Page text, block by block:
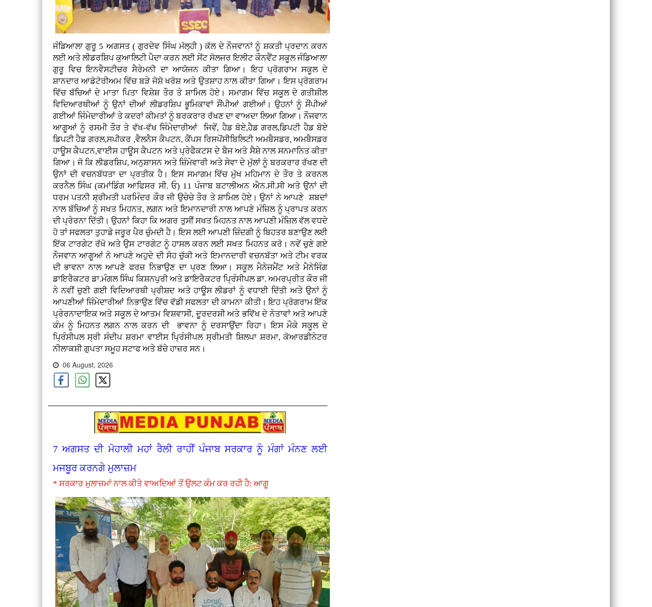
ਜੰਡਿਆਲਾ ਗੁਰੂ 5 ਅਗਸਤ ( ਗੁਰਦੇਵ ਸਿੰਘ ਮੱਲ੍ਹੀ )ਕੱਲ ਦੇ ਨੌਜਵਾਨਾਂ ਨੂੰ ਸ਼ਕਤੀ ਪ੍ਰਦਾਨ ਕਰਨ
ਲਈ ਅਤੇ ਲੀਡਰਸ਼ਿਪ ਕੁਆਲਿਟੀ ਪੈਦਾ ਕਰਨ ਲਈ ਸੇਂਟ ਸੋਲਜਰ ਇਲੀਟ ਕੌਨਵੈਂਟ ਸਕੂਲ ਜੰਡਿਆਲਾ
ਗੁਰੂ ਵਿਚ ਇਨਵੈਸਟੀਚਰ ਸੈਰੇਮਨੀ ਦਾ ਆਯੋਜਨ ਕੀਤਾ ਗਿਆ। ਇਹ ਪ੍ਰੋਗਰਾਮ ਸਕੂਲ ਦੇ
ਸ਼ਾਨਦਾਰ ਆਡੋਟੋਰੀਅਮ ਵਿੱਚ ਬੜੇ ਜੋਸ਼ੋ ਖਰੋਸ਼ ਅਤੇ ਉਤਸ਼ਾਹ ਨਾਲ ਕੀਤਾ ਗਿਆ। ਇਸ ਪ੍ਰੋਗਰਾਮ
ਵਿੱਚ ਬੱਚਿਆਂ ਦੇ ਮਾਤਾ ਪਿਤਾ ਵਿਸ਼ੇਸ਼ ਤੌਰ ਤੇ ਸ਼ਾਮਿਲ ਹੋਏ। ਸਮਾਗਮ ਵਿੱਚ ਸਕੂਲ ਦੇ ਗਤੀਸ਼ੀਲ
ਵਿਦਿਆਰਥੀਆਂ ਨੂੰ ਉਨਾਂ ਦੀਆਂ ਲੀਡਰਸ਼ਿਪ ਭੂਮਿਕਾਵਾਂ ਸੌਂਪੀਆਂ ਗਈਆਂ। ਉਹਨਾਂ ਨੂੰ ਸੌਂਪੀਆਂ
ਗਈਆਂ ਜਿੰਮੇਦਾਰੀਆਂ ਤੇ ਕਦਰਾਂ ਕੀਮਤਾਂ ਨੂੰ ਬਰਕਰਾਰ ਰੱਖਣ ਦਾ ਵਾਅਦਾ ਲਿਆ ਗਿਆ। ਨੌਜਵਾਨ
ਆਗੂਆਂ ਨੂੰ ਰਸਮੀ ਤੌਰ ਤੇ ਵੱਖ-ਵੱਖ ਜਿੰਮੇਦਾਰੀਆਂ ਜਿਵੇਂ, ਹੈਡ ਬੋਏ,ਹੈਡ ਗਰਲ,ਡਿਪਟੀ ਹੈਡ ਬੋਏ
ਡਿਪਟੀ ਹੈਡ ਗਰਲ,ਸਪੀਕਰ ,ਵੈਲਨੈਸ ਕੈਪਟਨ, ਕੈਂਪਸ ਰਿਸਪੋਂਸੀਬਿਲਿਟੀ ਅਮਬੈਸਡਰ, ਅਮਬੈਸਡਰ
ਹਾਊਸ ਕੈਪਟਨ,ਵਾਈਸ ਹਾਊਸ ਕੈਪਟਨ ਅਤੇ ਪ੍ਰੇਫੈਕਟਸ ਦੇ ਬੈਜ ਅਤੇ ਸੈਸ਼ੇ ਨਾਲ ਸਨਮਾਨਿਤ ਕੀਤਾ
ਗਿਆ। ਜੋ ਕਿ ਲੀਡਰਸ਼ਿਪ, ਅਨੁਸ਼ਾਸਨ ਅਤੇ ਜ਼ਿੰਮੇਵਾਰੀ ਅਤੇ ਸੇਵਾ ਦੇ ਮੁੱਲਾਂ ਨੂੰ ਬਰਕਰਾਰ ਰੱਖਣ ਦੀ
ਉਨਾਂ ਦੀ ਵਚਨਬੱਧਤਾ ਦਾ ਪ੍ਰਤੀਕ ਹੈ। ਇਸ ਸਮਾਗਮ ਵਿੱਚ ਮੁੱਖ ਮਹਿਮਾਨ ਦੇ ਤੌਰ ਤੇ ਕਰਨਲ
ਕਰਨੈਲ ਸਿੰਘ (ਕਮਾਂਡਿੰਗ ਆਫਿਸਰ ਸੀ. ਓ) 11 ਪੰਜਾਬ ਬਟਾਲੀਅਨ ਐਨ.ਸੀ.ਸੀ ਅਤੇ ਉਨਾਂ ਦੀ
ਧਰਮ ਪਤਨੀ ਸ਼੍ਰੀਮਤੀ ਪਰਮਿੰਦਰ ਕੌਰ ਜੀ ਉਚੇਚੇ ਤੌਰ ਤੇ ਸ਼ਾਮਿਲ ਹੋਏ। ਉਨਾਂ ਨੇ ਆਪਣੇ ਸ਼ਬਦਾਂ
ਨਾਲ ਬੱਚਿਆਂ ਨੂੰ ਸਖਤ ਮਿਹਨਤ, ਲਗਨ ਅਤੇ ਇਮਾਨਦਾਰੀ ਨਾਲ ਆਪਣੇ ਮੰਜ਼ਿਲ ਨੂੰ ਪ੍ਰਾਪਤ ਕਰਨ
ਦੀ ਪ੍ਰੇਰਨਾ ਦਿੱਤੀ। ਉਹਨਾਂ ਕਿਹਾ ਕਿ ਅਗਰ ਤੁਸੀਂ ਸਖਤ ਮਿਹਨਤ ਨਾਲ ਆਪਣੀ ਮੰਜ਼ਿਲ ਵੱਲ ਵਧਦੇ
ਹੋ ਤਾਂ ਸਫਲਤਾ ਤੁਹਾਡੇ ਜਰੂਰ ਪੈਰ ਚੁੰਮਦੀ ਹੈ। ਇਸ ਲਈ ਆਪਣੀ ਜ਼ਿੰਦਗੀ ਨੂੰ ਬਿਹਤਰ ਬਣਾਉਣ ਲਈ
ਇੱਕ ਟਾਰਗੇਟ ਰੱਖੋ ਅਤੇ ਉਸ ਟਾਰਗੇਟ ਨੂੰ ਹਾਸਲ ਕਰਨ ਲਈ ਸਖਤ ਮਿਹਨਤ ਕਰੋ। ਨਵੇਂ ਚੁਣੇ ਗਏ
ਨੌਜਵਾਨ ਆਗੂਆਂ ਨੇ ਆਪਣੇ ਅਹੁਦੇ ਦੀ ਸੋਹ ਚੁੱਕੀ ਅਤੇ ਇਮਾਨਦਾਰੀ ਵਚਨਬੱਤਾ ਅਤੇ ਟੀਮ ਵਰਕ
ਦੀ ਭਾਵਨਾ ਨਾਲ ਆਪਣੇ ਫਰਜ਼ ਨਿਭਾਉਣ ਦਾ ਪ੍ਰਣ ਲਿਆ। ਸਕੂਲ ਮੈਨੇਜਮੈਂਟ ਅਤੇ ਮੈਨੇਜਿੰਗ
ਡਾਇਰੈਕਟਰ ਡਾ.ਮੰਗਲ ਸਿੰਘ ਕਿਸ਼ਨਪੁਰੀ ਅਤੇ ਡਾਇਰੈਕਟਰ ਪ੍ਰਿੰਸੀਪਲ ਡਾ. ਅਮਰਪ੍ਰੀਤ ਕੌਰ ਜੀ
ਨੇ ਨਵੀਂ ਚੁਣੀ ਗਈ ਵਿਦਿਆਰਥੀ ਪ੍ਰੀਸ਼ਦ ਅਤੇ ਹਾਊਸ ਲੀਡਰਾਂ ਨੂੰ ਵਧਾਈ ਦਿੱਤੀ ਅਤੇ ਉਨਾਂ ਨੂੰ
ਆਪਣੀਆਂ ਜਿੰਮੇਦਾਰੀਆਂ ਨਿਭਾਉਣ ਵਿੱਚ ਵੱਡੀ ਸਫਲਤਾ ਦੀ ਕਾਮਨਾ ਕੀਤੀ। ਇਹ ਪ੍ਰੋਗਰਾਮ ਇੱਕ
ਪ੍ਰੇਰਨਾਦਾਇਕ ਅਤੇ ਸਕੂਲ ਦੇ ਆਤਮ ਵਿਸ਼ਵਾਸੀ, ਦੂਰਦਰਸ਼ੀ ਅਤੇ ਭਵਿੱਖ ਦੇ ਨੇਤਾਵਾਂ ਅਤੇ ਆਪਣੇ
ਕੰਮ ਨੂੰ ਮਿਹਨਤ ਲਗਨ ਨਾਲ ਕਰਨ ਦੀ ਭਾਵਨਾ ਨੂੰ ਦਰਸਾਉਂਦਾ ਰਿਹਾ। ਇਸ ਮੌਕੇ ਸਕੂਲ ਦੇ
ਪ੍ਰਿੰਸੀਪਲ ਸ੍ਰੀ ਸੰਦੀਪ ਸ਼ਰਮਾ ਵਾਈਸ ਪ੍ਰਿੰਸੀਪਲ ਸ੍ਰੀਮਤੀ ਸ਼ਿਲਪਾ ਸ਼ਰਮਾ, ਕੋਆਰਡੀਨੇਟਰ
ਨੀਲਾਕਸ਼ੀ ਗੁਪਤਾ ਸਮੂਹ ਸਟਾਫ ਅਤੇ ਬੱਚੇ ਹਾਜ਼ਰ ਸਨ।
06 August, 2026
7 ਅਗਸਤ ਦੀ ਮੋਹਾਲੀ ਮਹਾਂ ਰੈਲੀ ਰਾਹੀਂ ਪੰਜਾਬ ਸਰਕਾਰ ਨੂੰ ਮੰਗਾਂ ਮੰਨਣ ਲਈ
ਮਜਬੂਰ ਕਰਨਗੇ ਮੁਲਾਜ਼ਮ
* ਸਰਕਾਰ ਮੁਲਾਜ਼ਮਾਂ ਨਾਲ ਕੀਤੇ ਵਾਅਦਿਆਂ ਤੋਂ ਉਲਟ ਕੰਮ ਕਰ ਰਹੀ ਹੈ: ਆਗੂ